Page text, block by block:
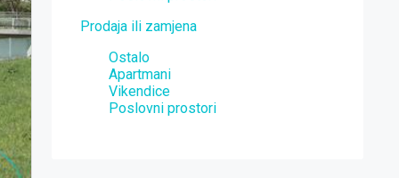
Prodaja ili zamjena
Ostalo
Apartmani
Vikendice
Poslovni prostori